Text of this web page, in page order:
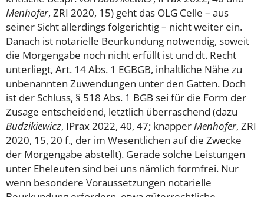
Menhofer, ZRI 2020, 15) geht das OLG Celle – aus
seiner Sicht allerdings folgerichtig – nicht weiter ein.
Danach ist notarielle Beurkundung notwendig, soweit
die Morgengabe noch nicht erfüllt ist und dt. Recht
unterliegt, Art. 14 Abs. 1 EGBGB, inhaltliche Nähe zu
unbenannten Zuwendungen unter den Gatten. Doch
ist der Schluss, § 518 Abs. 1 BGB sei für die Form der
Zusage entscheidend, letztlich überraschend (dazu
Budzikiewicz, IPrax 2022, 40, 47; knapperMenhofer, ZRI
2020, 15, 20 f., der im Wesentlichen auf die Zwecke
der Morgengabe abstellt). Gerade solche Leistungen
unter Eheleuten sind bei uns nämlich formfrei. Nur
wenn besondere Voraussetzungen notarielle